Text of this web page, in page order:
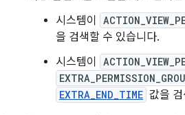
시스템이
을 검색할 수 있습니다.
시스템이
EXTRA_END_TIME 값을